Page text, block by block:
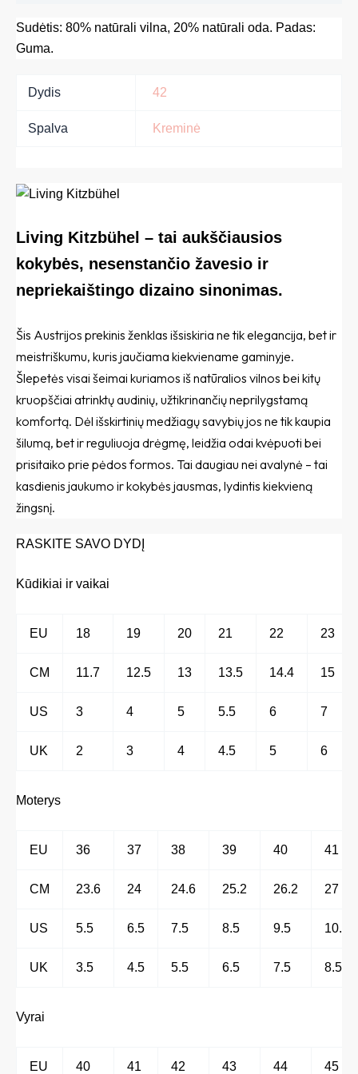
Sudėtis: 80% natūrali vilna, 20% natūrali oda. Padas:
Guma.
Dydis 42
Spalva Kreminė
Living Kitzbühel – tai aukščiausios
kokybės, nesenstančio žavesio ir
nepriekaištingo dizaino sinonimas.
Šis Austrijos prekinis ženklas išsiskiria ne tik elegancija, bet ir
meistriškumu, kuris jaučiama kiekviename gaminyje.
Šlepetės visai šeimai kuriamos iš natūralios vilnos bei kitų
kruopščiai atrinktų audinių, užtikrinančių neprilygstamą
komfortą. Dėl išskirtinių medžiagų savybių jos ne tik kaupia
šilumą, bet ir reguliuoja drėgmę, leidžia odai kvėpuoti bei
prisitaiko prie pėdos formos. Tai daugiau nei avalynė – tai
kasdienis jaukumo ir kokybės jausmas, lydintis kiekvieną
žingsnį.
RASKITE SAVO DYDĮ
Kūdikiai ir vaikai
EU 18 19 20 21 22 23
CM 11.7 12.5 13 13.5 14.4 15
US 3 4 5 5.5 6 7
UK 2 3 4 4.5 5 6
Moterys
EU 36 37 38 39 40 41
CM 23.6 24 24.6 25.2 26.2 27
US 5.5 6.5 7.5 8.5 9.5 10.5
UK 3.5 4.5 5.5 6.5 7.5 8.5
Vyrai
EU 40 41 42 43 44 45